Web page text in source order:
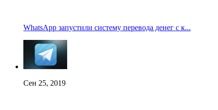
WhatsApp запустили систему перевода денег с к...
Сен 25, 2019